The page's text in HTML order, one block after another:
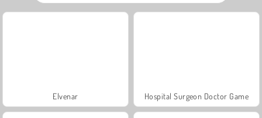
Elvenar Hospital Surgeon Doctor Game